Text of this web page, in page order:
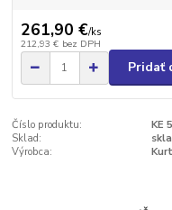
261,90 €/ks
212,93 € bez DPH
Pridať
Číslo produktu:
KE
Sklad:
Výrobca: